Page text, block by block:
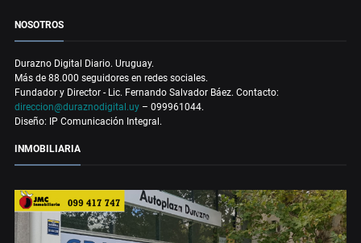
NOSOTROS
Durazno Digital Diario. Uruguay.
Más de 88.000 seguidores en redes sociales.
Fundador y Director - Lic. Fernando Salvador Báez. Contacto:
direccion@duraznodigital.uy – 099961044.
Diseño: IP Comunicación Integral.
INMOBILIARIA